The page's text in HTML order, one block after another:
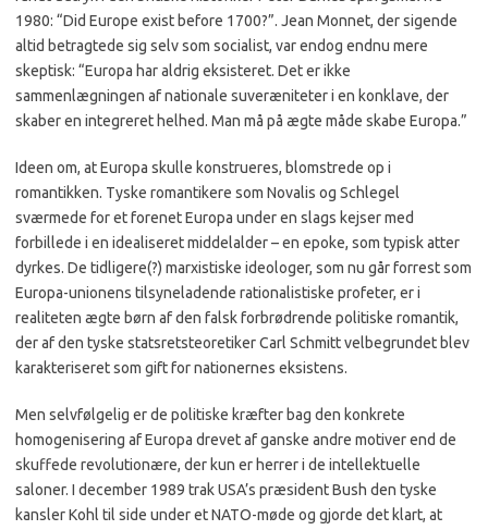
1980: “Did Europe exist before 1700?”. Jean Monnet, der sigende
altid betragtede sig selv som socialist, var endog endnu mere
skeptisk: “Europa har aldrig eksisteret. Det er ikke
sammenlægningen af nationale suveræniteter i en konklave, der
skaber en integreret helhed. Man må på ægte måde skabe Europa.”
Ideen om, at Europa skulle konstrueres, blomstrede op i
romantikken. Tyske romantikere som Novalis og Schlegel
sværmede for et forenet Europa under en slags kejser med
forbillede i en idealiseret middelalder – en epoke, som typisk atter
dyrkes. De tidligere(?) marxistiske ideologer, som nu går forrest som
Europa-unionens tilsyneladende rationalistiske profeter, er i
realiteten ægte børn af den falsk forbrødrende politiske romantik,
der af den tyske statsretsteoretiker Carl Schmitt velbegrundet blev
karakteriseret som gift for nationernes eksistens.
Men selvfølgelig er de politiske kræfter bag den konkrete
homogenisering af Europa drevet af ganske andre motiver end de
skuffede revolutionære, der kun er herrer i de intellektuelle
saloner. I december 1989 trak USA’s præsident Bush den tyske
kansler Kohl til side under et NATO-møde og gjorde det klart, at